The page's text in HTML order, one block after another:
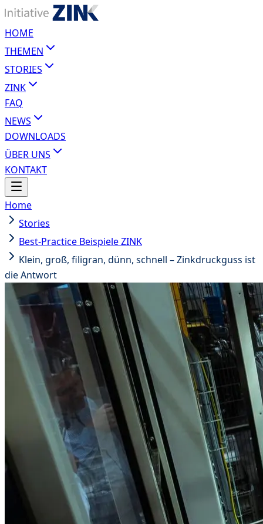
HOME
THEMEN
STORIES
ZINK
FAQ
NEWS
DOWNLOADS
ÜBER UNS
KONTAKT
Home
Stories
Best-Practice Beispiele ZINK
Klein, groß, filigran, dünn, schnell – Zinkdruckguss ist
die Antwort